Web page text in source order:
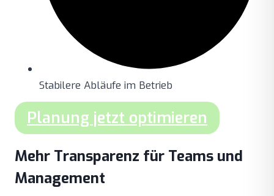
Stabilere Abläufe im Betrieb
Planung jetzt optimieren
Mehr Transparenz für Teams und
Management